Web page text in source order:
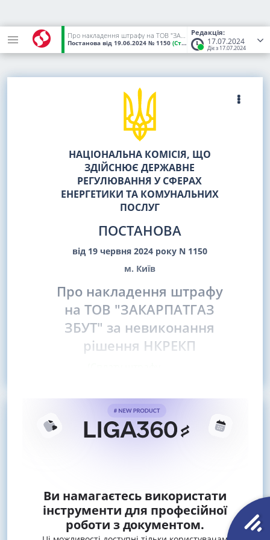
Редакція:
17.07.2024
Діє з 17.07.2024
Про накладення штрафу на ТОВ "ЗАКАРПАТГАЗ ЗБУТ" за невиконання рішення НКРЕКП
Постанова від 19.06.2024 № 1150 (Статус: Чинний)
НАЦІОНАЛЬНА КОМІСІЯ, ЩО
ЗДІЙСНЮЄ ДЕРЖАВНЕ
РЕГУЛЮВАННЯ У СФЕРАХ
ЕНЕРГЕТИКИ ТА КОМУНАЛЬНИХ
ПОСЛУГ
ПОСТАНОВА
від 19 червня 2024 року N 1150
м. Київ
Про накладення штрафу
на ТОВ "ЗАКАРПАТГАЗ
ЗБУТ" за невиконання
рішення НКРЕКП
Ви намагаєтесь використати
інструменти для професійної
роботи з документом.